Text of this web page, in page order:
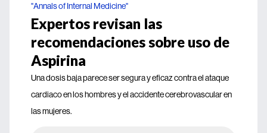
"Annals of Internal Medicine"
Expertos revisan las
recomendaciones sobre uso de
Aspirina
Una dosis baja parece ser segura y eficaz contra el ataque
cardiaco en los hombres y el accidente cerebrovascular en
las mujeres.